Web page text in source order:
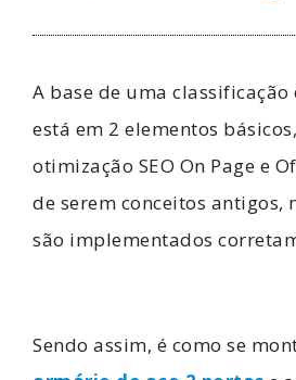
A base de uma classificação
está em 2 elementos
otimização SEO On Page e
de serem conceitos antigos,
são implementados
Sendo assim, é como se